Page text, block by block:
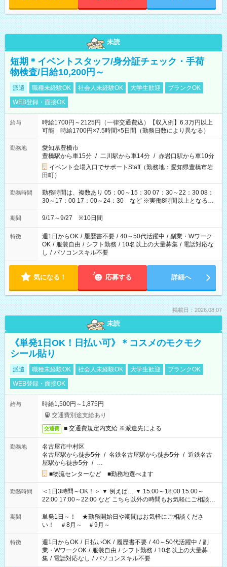
未読
短期＊イベントスタッフ/身分証チェック・手荷
物検査/日給10,200円～
派遣 職種未経験OK 社会人未経験OK 大学生歓迎
ブランクOK
WEB登録・面接OK
給与
時給1700円～2125円（一律交通費込）【収入例】6.3万円以上
可能 時給1700円×7.5時間×5日間（勤務日数により異なる）
勤務地
愛知県豊橋市
豊橋駅から車15分 / 二川駅から車14分 / 赤岩口駅から車10分
イベント会場入口でサポートStaff（勤務地：愛知県豊橋市岩
田町）
勤務時間
勤務時間は、複数あり 05：00～15：30 07：30～22：30 08：
30～17：00 17：00～24：30 など ※実働8時間以上となる勤
務もあります。 【休憩】60分+他休憩あり 交替で取得します。
安全面に配慮しこまめな休憩があります。
期間 9/17～9/27 ※10日間
特徴 週1日からOK / 履歴書不要 / 40～50代活躍中 / 副業・Wワーク
OK / 服装自由 / シフト勤務 / 10名以上の大量募集 / 電話対応な
し / パソコンスキル不要
気になる！ 応募する 詳細へ
掲載日：2026.08.07
未読
《単発1日OK！日払い可》＊コスメのモクモク
シール貼り
派遣 職種未経験OK 社会人未経験OK 大学生歓迎
ブランクOK
WEB登録・面接OK
給与
時給1,500円～1,875円
交通費別途支給あり
交通費 ■ 交通費規定内支給 ※派遣先による
勤務地
名古屋市中村区
名古屋駅から徒歩5分 / 名鉄名古屋駅から徒歩5分 / 近鉄名古
屋駅から徒歩5分 / …
■物流センターなど ■勤務地選べます
勤務時間
＜1日3時間～OK！＞ ▼ 例えば… ▼ 15:00～18:00 15:00～
22:00 17:00～22:00 など こちら以外の時間もお気軽にご相談く
ださい！
期間
単発1日～！ ★勤務開始日や期間はお気軽にご相談くださ
い！ ＃8月～ ＃9月～
特徴 週1日からOK / 日払いOK / 履歴書不要 / 40～50代活躍中 / 副
業・WワークOK / 服装自由 / シフト勤務 / 10名以上の大量募
集 / 電話対応なし / パソコンスキル不要